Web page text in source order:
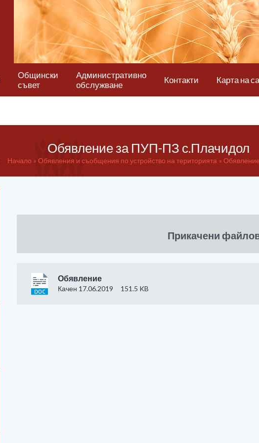
Общински
съвет
Административно
обслужване
Контакти Карта на
Обявление за ПУП-ПЗ с.Плачидол
Начало Обявления и съобщения по устройство на територията
Прикачени
Обявление
Качен 17.06.2019 151.5 KB